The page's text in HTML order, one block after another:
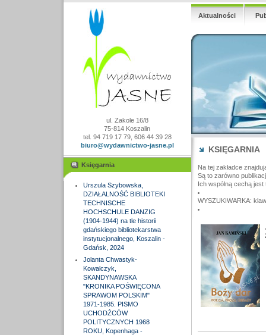
ul. Zakole 16/8
75-814 Koszalin
tel. 94 719 17 79, 606 44 39 28
biuro@wydawnictwo-jasne.pl
Księgarnia
Urszula Szybowska,
DZIAŁALNOŚĆ BIBLIOTEKI
TECHNISCHE
HOCHSCHULE DANZIG
(1904-1944) na tle historii
gdańskiego bibliotekarstwa
instytucjonalnego, Koszalin -
Gdańsk, 2024
Jolanta Chwastyk-
Kowalczyk,
SKANDYNAWSKA
"KRONIKA POŚWIĘCONA
SPRAWOM POLSKIM"
1971-1985. PISMO
UCHODŹCÓW
POLITYCZNYCH 1968
ROKU, Kopenhaga -
Aktualności
KSIĘGARNIA
Na tej zakładce
Są to zarówno
Ich wspólną cechą
WYSZUKIWARKA: